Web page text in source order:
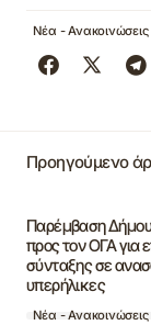
Νέα - Ανακοινώσεις
Προηγούμενο
Παρέμβαση
προς τον ΟΓΑ για
σύνταξης σε
υπερήλικες
Νέα - Ανακοινώσεις